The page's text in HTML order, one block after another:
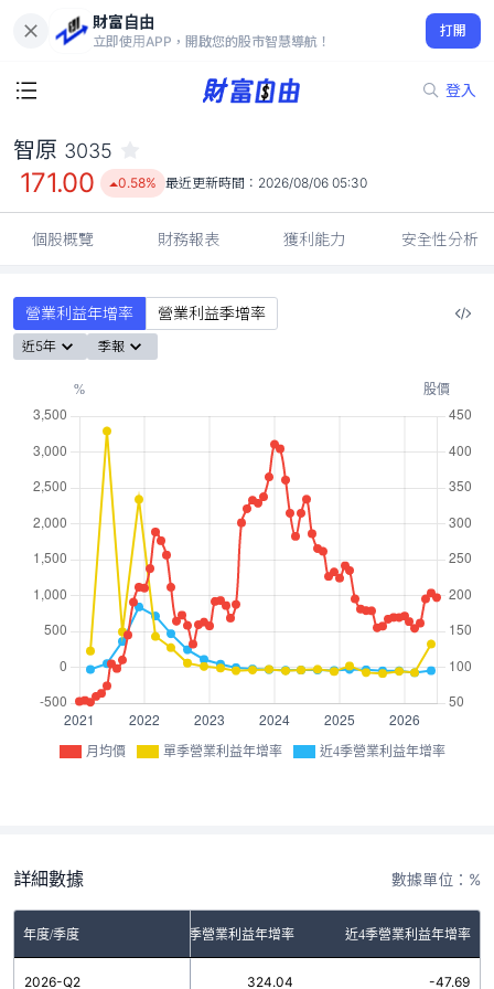
財富自由
立即使用APP，開啟您的股市智慧導航！
打開
登入
171.00
0.58%
智原 3035
171.00 0.58% 最近更新時間： 2026/08/06 05:30
個股概覽 財務報表 獲利能力 安全性分析
營業利益年增率 營業利益季增率
近5年 季報
月均價 單季營業利益年增率 近4季營業利益年增率
詳細數據 數據單位：%
年度/季度 單季營業利益年增率 近4季營業利益年增率
2026-Q2 324.04 -47.69